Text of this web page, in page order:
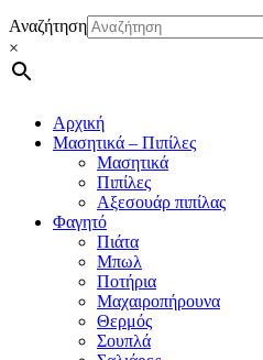
Αναζήτηση
×
Αρχική
Μασητικά – Πιπίλες
Μασητικά
Πιπίλες
Αξεσουάρ πιπίλας
Φαγητό
Πιάτα
Μπωλ
Ποτήρια
Μαχαιροπήρουνα
Θερμός
Σουπλά